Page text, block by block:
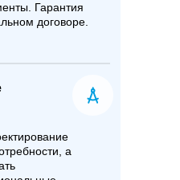
Гарантия
договоре.
а